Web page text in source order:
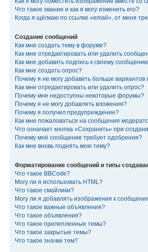
Что такое звание и как я могу изменить его?
Когда я щёлкаю по ссылке «email», от меня
Создание сообщений
Как мне создать тему в форуме?
Как мне отредактировать или удалить
Как мне добавить подпись к своему
Как мне создать опрос?
Почему я не могу добавить больше вариантов
Как мне отредактировать или удалить опрос?
Почему мне недоступны некоторые форумы?
Почему я не могу добавлять вложения?
Почему я получил предупреждение?
Как мне пожаловаться на сообщения
Что означает кнопка «Сохранить» при
Почему моё сообщение требует одобрения?
Как мне вновь поднять мою тему?
Форматирование сообщений и типы
Что такое BBCode?
Могу ли я использовать HTML?
Что такое смайлики?
Могу ли я добавлять изображения к
Что такое важные объявления?
Что такое объявления?
Что такое прилепленные темы?
Что такое закрытые темы?
Что такое значки тем?